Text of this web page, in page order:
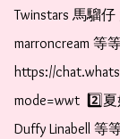
Twinstars 馬騮
marroncream 等等
https://
mode=wwt  2️⃣
Duffy Linabell 等等